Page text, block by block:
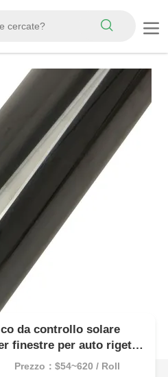
da controllo solare
finestre per auto rigetto
auto tinture per auto
Prezzo：$54~620 / Roll